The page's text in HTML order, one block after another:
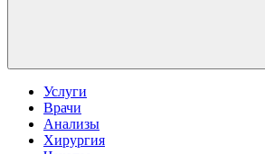
Услуги
Врачи
Анализы
Хирургия